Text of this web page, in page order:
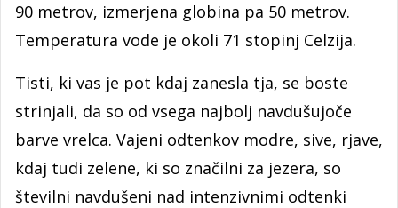
90 metrov, izmerjena globina pa 50 metrov.
Temperatura vode je okoli 71 stopinj Celzija.
Tisti, ki vas je pot kdaj zanesla tja, se boste
strinjali, da so od vsega najbolj navdušujoče
barve vrelca. Vajeni odtenkov modre, sive, rjave,
kdaj tudi zelene, ki so značilni za jezera, so
številni navdušeni nad intenzivnimi odtenki